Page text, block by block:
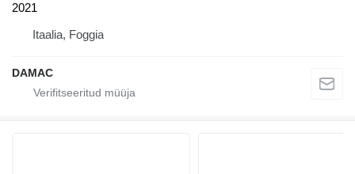
2021
Itaalia, Foggia
DAMAC